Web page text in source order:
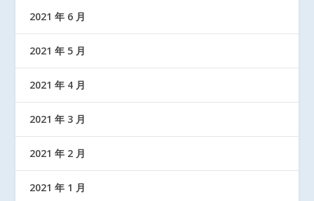
2021 年 6 月
2021 年 5 月
2021 年 4 月
2021 年 3 月
2021 年 2 月
2021 年 1 月